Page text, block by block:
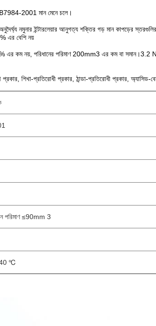
2001 মান মেনে চলে।
নমুনার ইন্টারলেয়ার আনুগত্য শক্তির গড় মান কাপড়ের
এর বেশি নয়
কম নয়, পরিধানের পরিমাণ 200mm3 এর কম বা সমান।3.2
প্রকার, শিখা-প্রতিরোধী প্রকার, ঠান্ডা-প্রতিরোধী প্রকার,
পরিমাণ ≤90mm 3
-40 ℃